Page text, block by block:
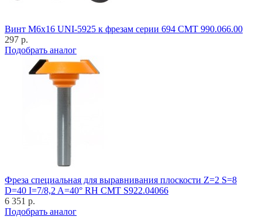
Винт M6x16 UNI-5925 к фрезам серии 694 CMT 990.066.00
297 р.
Подобрать аналог
Фреза специальная для выравнивания плоскости Z=2 S=8
D=40 I=7/8,2 A=40° RH CMT S922.04066
6 351 р.
Подобрать аналог